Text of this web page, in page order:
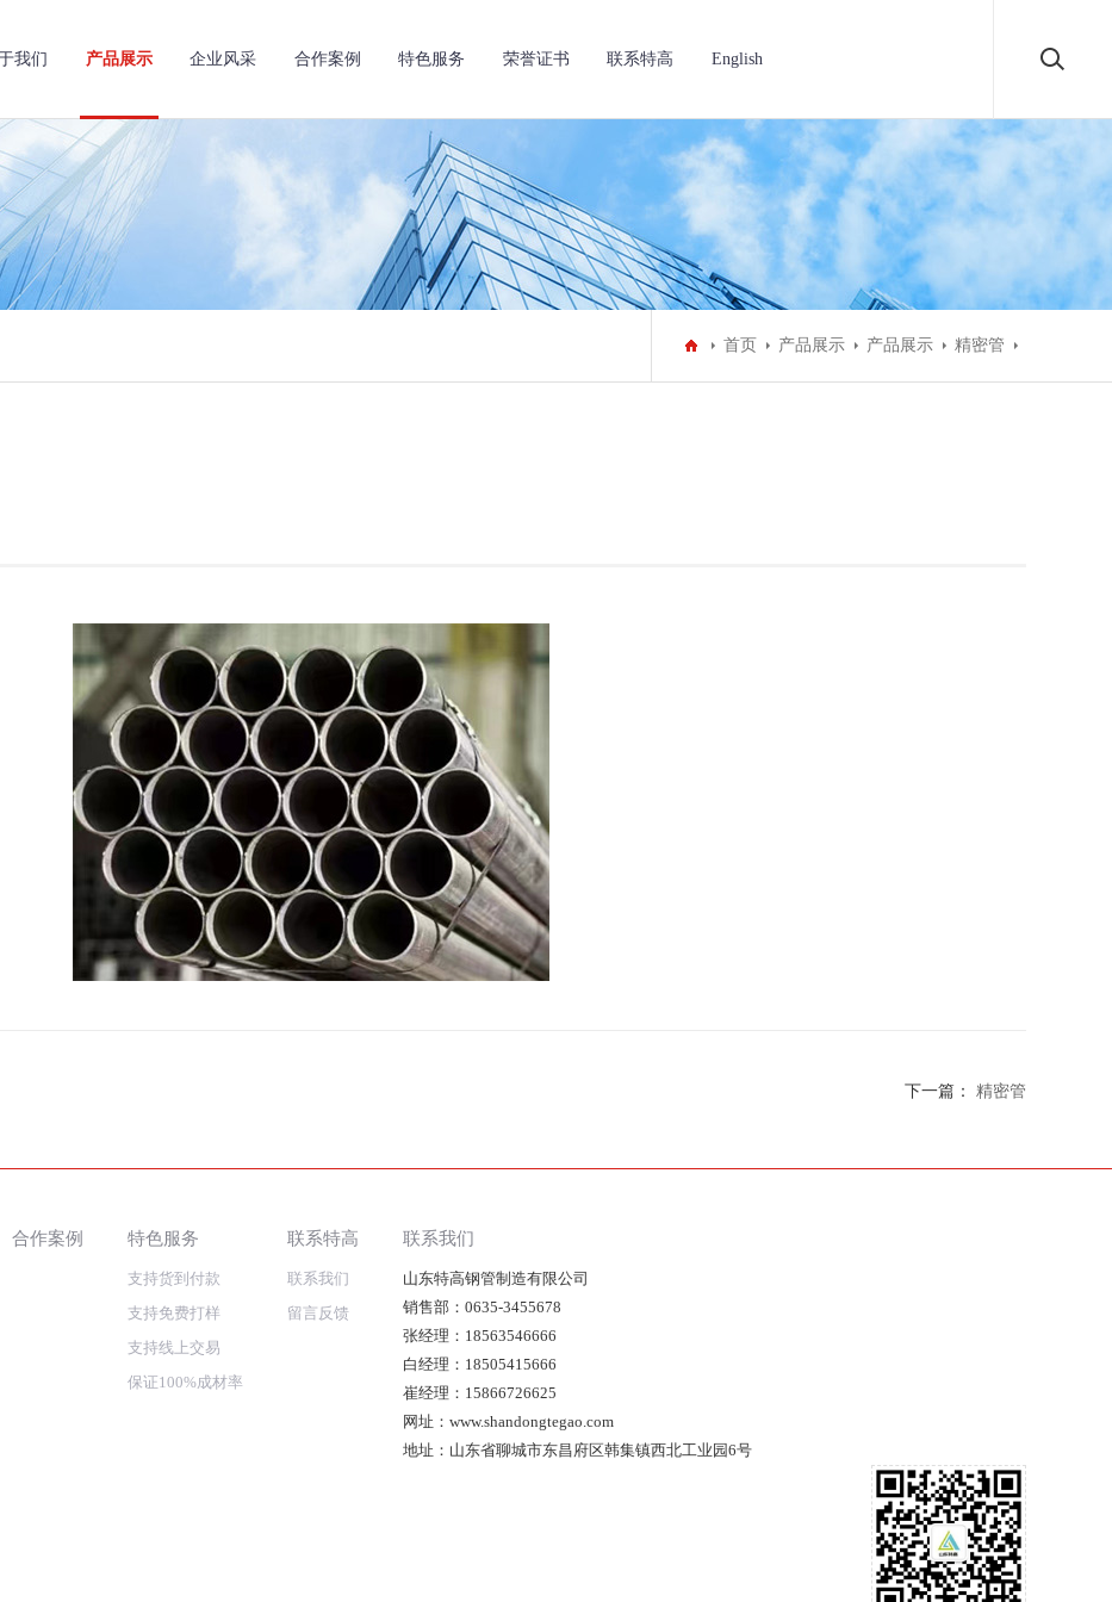
我们 产品展示 企业风采 合作案例 特色服务 荣誉证书 联系特高 English
首页 产品展示 产品展示 精密管
下一篇： 精密管
合作案例 特色服务
支持货到付款
支持免费打样
支持线上交易
保证100%成材率
联系特高
联系我们
留言反馈
联系我们
山东特高钢管制造有限公司
销售部：0635-3455678
张经理：18563546666
白经理：18505415666
崔经理：15866726625
网址：www.shandongtegao.com
地址：山东省聊城市东昌府区韩集镇西北工业园6号